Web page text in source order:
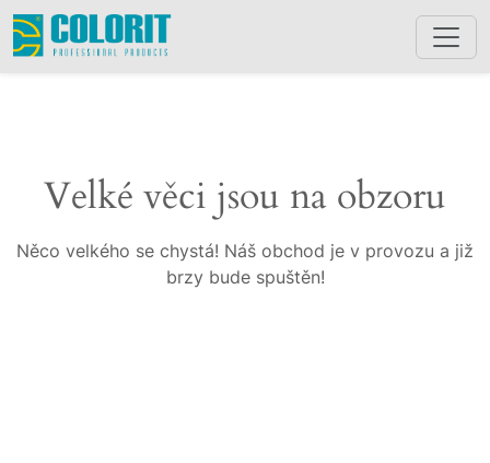
Velké věci jsou na obzoru
Něco velkého se chystá! Náš obchod je v provozu a již
brzy bude spuštěn!